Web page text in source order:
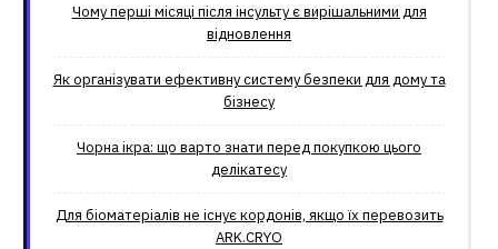
Чому перші місяці після інсульту є вирішальними для
відновлення
Як організувати ефективну систему безпеки для дому та
бізнесу
Чорна ікра: що варто знати перед покупкою цього
делікатесу
Для біоматеріалів не існує кордонів, якщо їх перевозить
ARK.CRYO